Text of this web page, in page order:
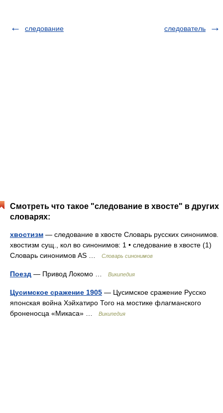
следование следователь
Смотреть что такое "следование в хвосте" в других
словарях:
хвостизм — следование в хвосте Словарь русских синонимов.
хвостизм сущ., кол во синонимов: 1 • следование в хвосте (1)
Словарь синонимов AS …
Словарь синонимов
Поезд — Привод Локомо … Википедия
Цусимское сражение 1905 — Цусимское сражение Русско
японская война Хэйхатиро Того на мостике флагманского
броненосца «Микаса» …
Википедия